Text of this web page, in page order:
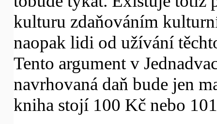
kulturu zdaňováním
naopak lidi od užívání
Tento argument v
navrhovaná daň bude jen
kniha stojí 100 Kč nebo